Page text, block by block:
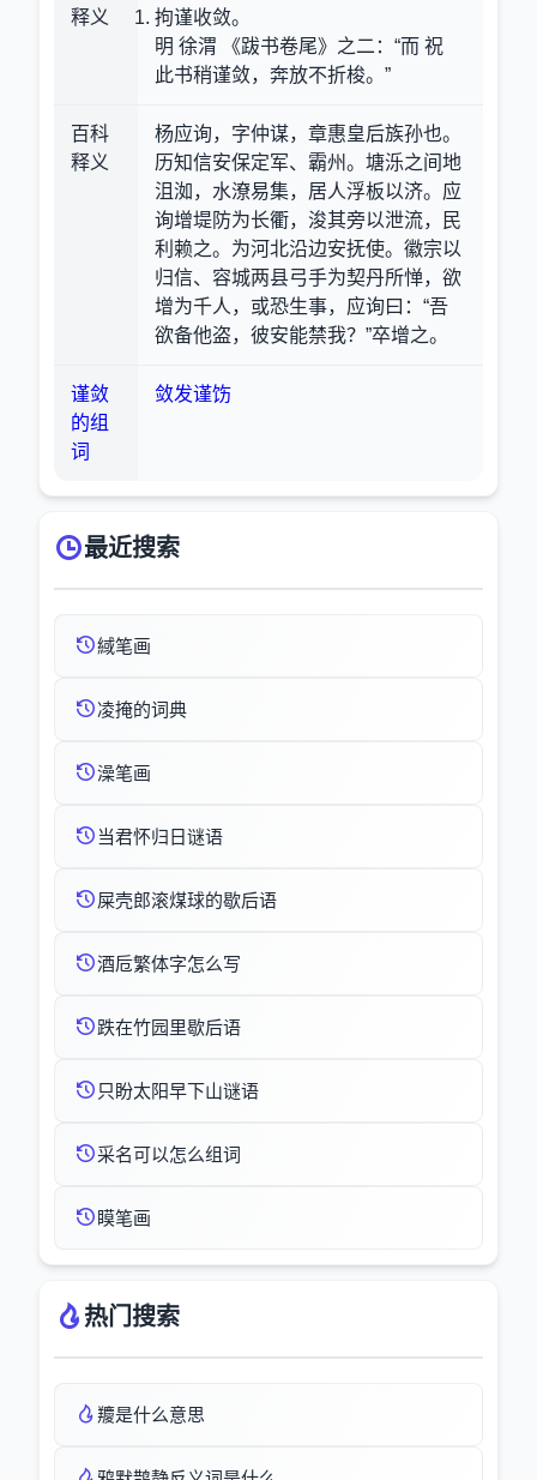
释义
拘谨收敛。
明 徐渭 《跋书卷尾》之二：“而 祝
此书稍谨敛，奔放不折梭。”
百科
释义
杨应询，字仲谋，章惠皇后族孙也。
历知信安保定军、霸州。塘泺之间地
沮洳，水潦易集，居人浮板以济。应
询增堤防为长衢，浚其旁以泄流，民
利赖之。为河北沿边安抚使。徽宗以
归信、容城两县弓手为契丹所惮，欲
增为千人，或恐生事，应询曰：“吾
欲备他盗，彼安能禁我？”卒增之。
谨敛
的组
词
敛发谨饬
最近搜索
緎笔画
凌掩的词典
澡笔画
当君怀归日谜语
屎壳郎滚煤球的歇后语
酒卮繁体字怎么写
跌在竹园里歇后语
只盼太阳早下山谜语
采名可以怎么组词
瞙笔画
热门搜索
羻是什么意思